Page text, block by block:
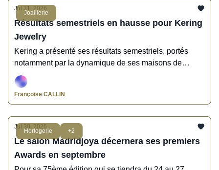
Joaillerie
Jul 31, 2026
Résultats semestriels en hausse pour Kering
Jewelry
Kering a présenté ses résultats semestriels, portés
notamment par la dynamique de ses maisons de
joaillerie regroupées au sein de Kering Jewelry.
Françoise CALLIN
Horlogerie +2
Jul 30, 2026
Le salon Madridjoya décernera ses premiers
Awards en septembre